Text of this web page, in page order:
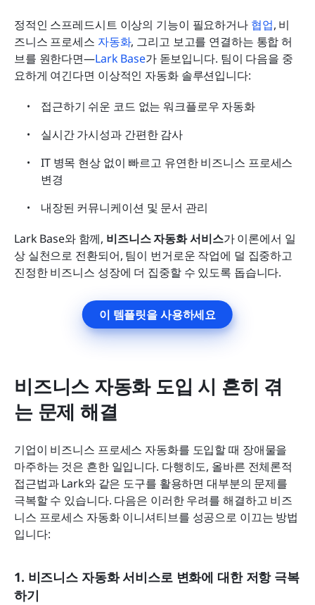
정적인 스프레드시트 이상의 기능이 필요하거나 협업, 비
즈니스 프로세스 자동화, 그리고 보고를 연결하는 통합 허
브를 원한다면—Lark Base가 돋보입니다. 팀이 다음을 중
요하게 여긴다면 이상적인 자동화 솔루션입니다:
접근하기 쉬운 코드 없는 워크플로우 자동화
실시간 가시성과 간편한 감사
IT 병목 현상 없이 빠르고 유연한 비즈니스 프로세스
변경
내장된 커뮤니케이션 및 문서 관리
Lark Base와 함께, 비즈니스 자동화 서비스가 이론에서 일
상 실천으로 전환되어, 팀이 번거로운 작업에 덜 집중하고
진정한 비즈니스 성장에 더 집중할 수 있도록 돕습니다.
이 템플릿을 사용하세요
비즈니스 자동화 도입 시 흔히 겪
는 문제 해결
기업이 비즈니스 프로세스 자동화를 도입할 때 장애물을
마주하는 것은 흔한 일입니다. 다행히도, 올바른 전체론적
접근법과 Lark와 같은 도구를 활용하면 대부분의 문제를
극복할 수 있습니다. 다음은 이러한 우려를 해결하고 비즈
니스 프로세스 자동화 이니셔티브를 성공으로 이끄는 방법
입니다:
1. 비즈니스 자동화 서비스로 변화에 대한 저항 극복
하기